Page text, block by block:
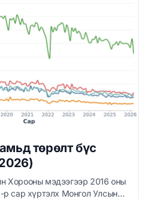
төрөлт бүс
Хорооны мэдээгээр 2016 оны
сар хүртэлх Монгол Улсын